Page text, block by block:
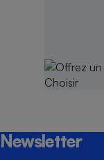
Newsletter